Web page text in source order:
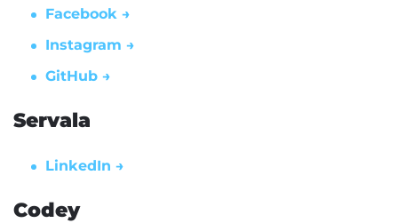
Facebook →
Instagram →
GitHub →
Servala
LinkedIn →
Codey